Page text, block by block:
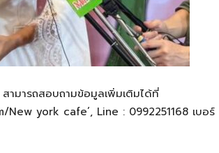
สามารถสอบถามข้อมูลเพิ่มเติมได้ที่
york cafe’, Line : 0992251168 เบอร์